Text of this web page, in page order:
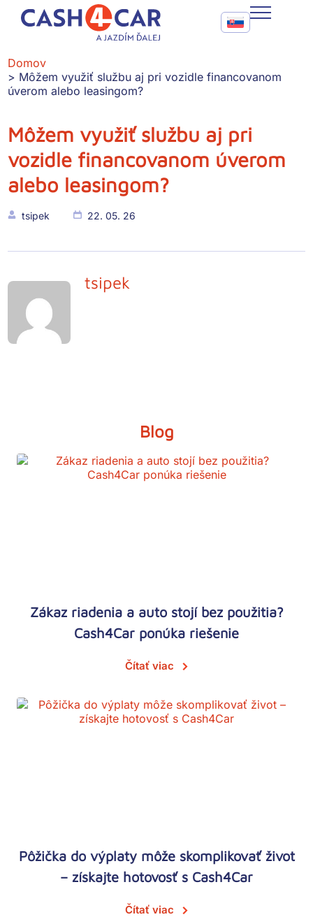
Môžem využiť službu aj pri vozidle financovanom úverom
FAQ
SLUŽBY
KONTAKT
Call To Action
Domov
Môžem využiť službu aj pri vozidle financovanom
úverom alebo leasingom?
Môžem využiť službu aj pri
vozidle financovanom úverom
alebo leasingom?
tsipek 22. 05. 26
tsipek
Blog
Zákaz riadenia a auto stojí bez použitia?
Cash4Car ponúka riešenie
Čítať viac
Pôžička do výplaty môže skomplikovať život
– získajte hotovosť s Cash4Car
Čítať viac